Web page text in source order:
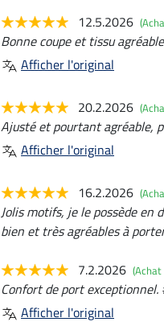
12.5.2026
Bonne coupe et tissu
Afficher l'original
20.2.2026
Ajusté et pourtant agréable,
Afficher l'original
16.2.2026
Jolis motifs, je le possède en
bien et très agréables à
7.2.2026
Confort de port exceptionnel.
Afficher l'original